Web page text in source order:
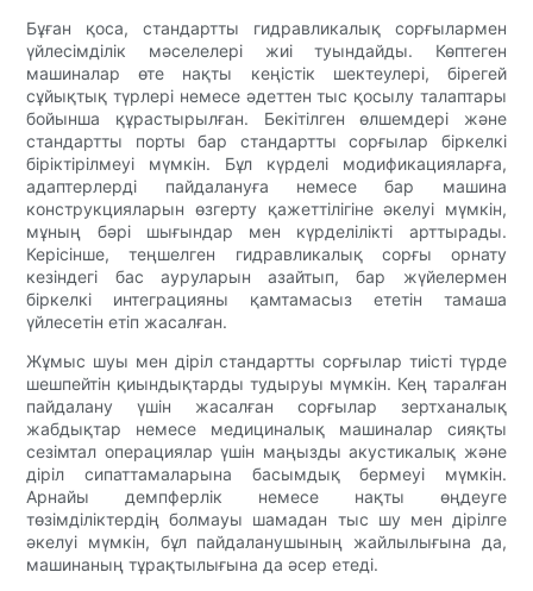
Бұған қоса, стандартты гидравликалық сорғылармен
үйлесімділік мәселелері жиі туындайды. Көптеген
машиналар өте нақты кеңістік шектеулері, бірегей
сұйықтық түрлері немесе әдеттен тыс қосылу талаптары
бойынша құрастырылған. Бекітілген өлшемдері және
стандартты порты бар стандартты сорғылар біркелкі
біріктірілмеуі мүмкін. Бұл күрделі модификацияларға,
адаптерлерді пайдалануға немесе бар машина
конструкцияларын өзгерту қажеттілігіне әкелуі мүмкін,
мұның бәрі шығындар мен күрделілікті арттырады.
Керісінше, теңшелген гидравликалық сорғы орнату
кезіндегі бас ауруларын азайтып, бар жүйелермен
біркелкі интеграцияны қамтамасыз ететін тамаша
үйлесетін етіп жасалған.
Жұмыс шуы мен діріл стандартты сорғылар тиісті түрде
шешпейтін қиындықтарды тудыруы мүмкін. Кең таралған
пайдалану үшін жасалған сорғылар зертханалық
жабдықтар немесе медициналық машиналар сияқты
сезімтал операциялар үшін маңызды акустикалық және
діріл сипаттамаларына басымдық бермеуі мүмкін.
Арнайы демпферлік немесе нақты өңдеуге
төзімділіктердің болмауы шамадан тыс шу мен дірілге
әкелуі мүмкін, бұл пайдаланушының жайлылығына да,
машинаның тұрақтылығына да әсер етеді.